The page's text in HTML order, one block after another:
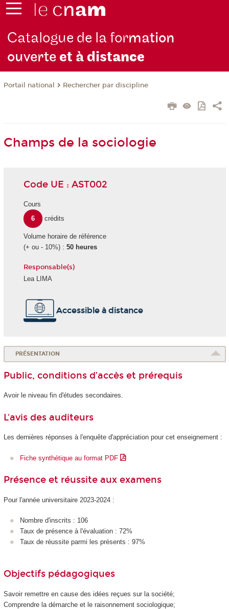
Catalogue de la formation
ouverteet à distance
Portail national Rechercher par discipline
Champs de la sociologie
Code UE : AST002
Cours
6
crédits
Volume horaire de référence
(+ ou - 10%) : 50 heures
Responsable(s)
Lea LIMA
Accessible à distance
PRÉSENTATION
Public, conditions d’accès et prérequis
Avoir le niveau fin d'études secondaires.
L'avis des auditeurs
Les dernières réponses à l'enquête d'appréciation pour cet enseignement :
Fiche synthétique au format PDF
Présence et réussite aux examens
Pour l'année universitaire 2023-2024 :
Nombre d'inscrits : 106
Taux de présence à l'évaluation : 72%
Taux de réussite parmi les présents : 97%
Objectifs pédagogiques
Savoir remettre en cause des idées reçues sur la société;
Comprendre la démarche et le raisonnement sociologique;